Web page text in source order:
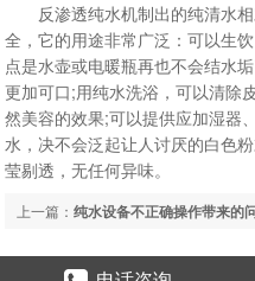
反渗透纯水机制出的纯清水相
全，它的用途非常广泛：可以生
点是水壶或电暖瓶再也不会结水
更加可口;用纯水洗浴，可以清除
然美容的效果;可以提供应加湿器
水，决不会泛起让人讨厌的白色
莹剔透，无任何异味。
上一篇：纯水设备不正确操作带来的